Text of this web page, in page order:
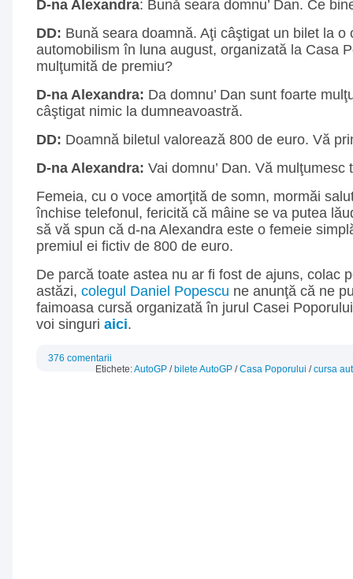
D-na Alexandra: Bună seara domnu’ Dan. Ce
DD: Bună seara doamnă. Aţi câştigat un bilet la o
automobilism în luna august, organizată la Casa
mulţumită de premiu?
D-na Alexandra: Da domnu’ Dan sunt foarte
câştigat nimic la dumneavoastră.
DD: Doamnă biletul valorează 800 de euro. Vă
D-na Alexandra: Vai domnu’ Dan. Vă mulţumesc
Femeia, cu o voce amorţită de somn, mormăi
închise telefonul, fericită că mâine se va putea
să vă spun că d-na Alexandra este o femeie
premiul ei fictiv de 800 de euro.
De parcă toate astea nu ar fi fost de ajuns, colac
astăzi, colegul Daniel Popescu ne anunţă că ne
faimoasa cursă organizată în jurul Casei
voi singuri aici.
376 comentarii
Etichete:AutoGP / bilete AutoGP /Casa Poporului /cursa